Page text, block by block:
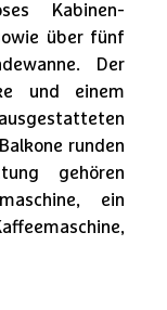
Kabinen-
über fünf
Der
und einem
runden
gehören
ein